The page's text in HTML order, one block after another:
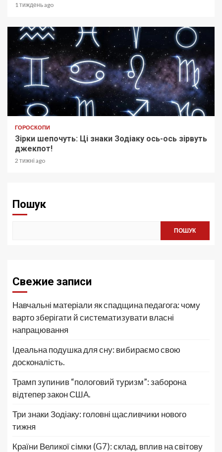
1 тиждень ago
ГОРОСКОПИ
Зірки шепочуть: Ці знаки Зодіаку ось-ось зірвуть
джекпот!
2 тижні ago
Пошук
ПОШУК
Свежие записи
Навчальні матеріали як спадщина педагога: чому
варто зберігати й систематизувати власні
напрацювання
Ідеальна подушка для сну: вибираємо свою
досконалість.
Трамп зупинив “пологовий туризм”: заборона
відтепер закон США.
Три знаки Зодіаку: головні щасливчики нового
тижня
Країни Великої сімки (G7): склад, вплив на світову